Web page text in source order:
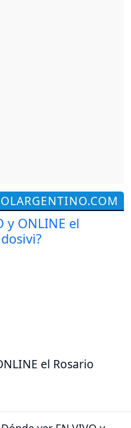
el Rosario